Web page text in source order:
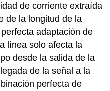
de corriente extraída
de la longitud de la
adaptación de
línea solo afecta la
desde la salida de la
de la señal a la
perfecta de